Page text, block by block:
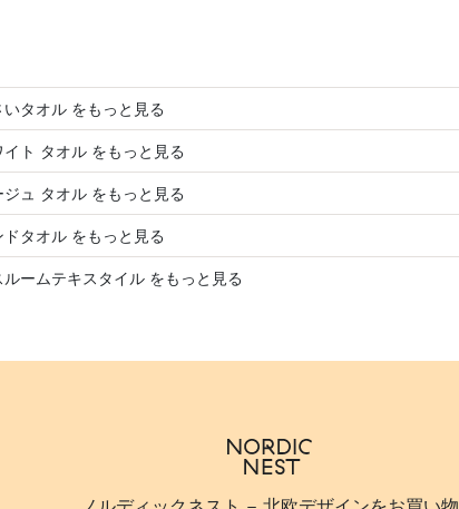
いタオル をもっと見る
イト タオル をもっと見る
ジュ タオル をもっと見る
ドタオル をもっと見る
ルームテキスタイル をもっと見る